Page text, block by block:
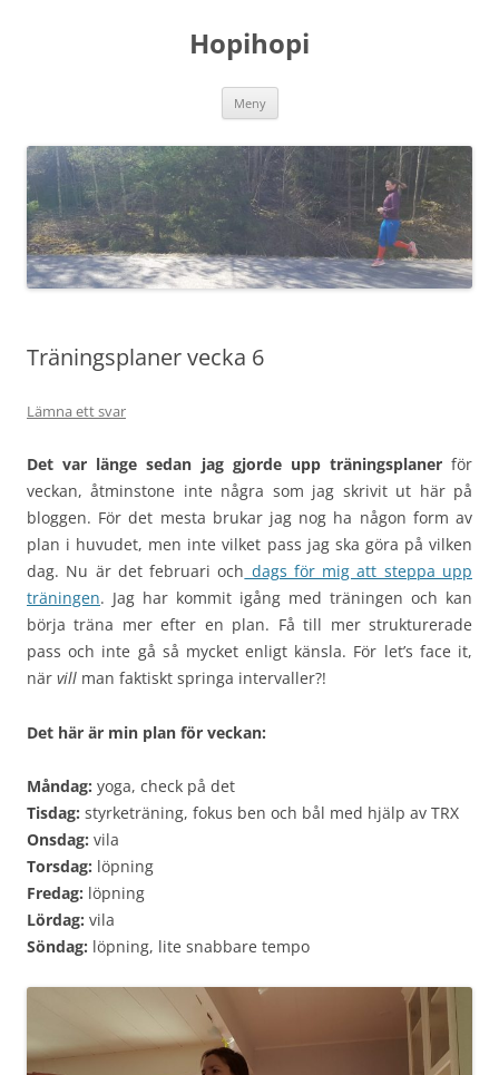
Hopihopi
Meny
Träningsplaner vecka 6
Lämna ett svar
Det var länge sedan jag gjorde upp träningsplanerför
veckan, åtminstone inte några som jag skrivit ut här på
bloggen. För det mesta brukar jag nog ha någon form av
plan i huvudet, men inte vilket pass jag ska göra på vilken
dag. Nu är det februari och dags för mig att steppa upp
träningen. Jag har kommit igång med träningen och kan
börja träna mer efter en plan. Få till mer strukturerade
pass och inte gå så mycket enligt känsla. För let’s face it,
när vill man faktiskt springa intervaller?!
Det här är min plan för veckan:
Måndag: yoga, check på det
Tisdag: styrketräning, fokus ben och bål med hjälp av TRX
Onsdag: vila
Torsdag: löpning
Fredag: löpning
Lördag: vila
Söndag: löpning, lite snabbare tempo